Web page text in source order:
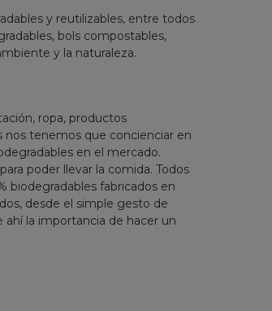
y reutilizables, entre todos
bols compostables,
y la naturaleza.
ropa, productos
nos tenemos que concienciar en
en el mercado.
poder llevar la comida. Todos
biodegradables fabricados en
desde el simple gesto de
ahí la importancia de hacer un